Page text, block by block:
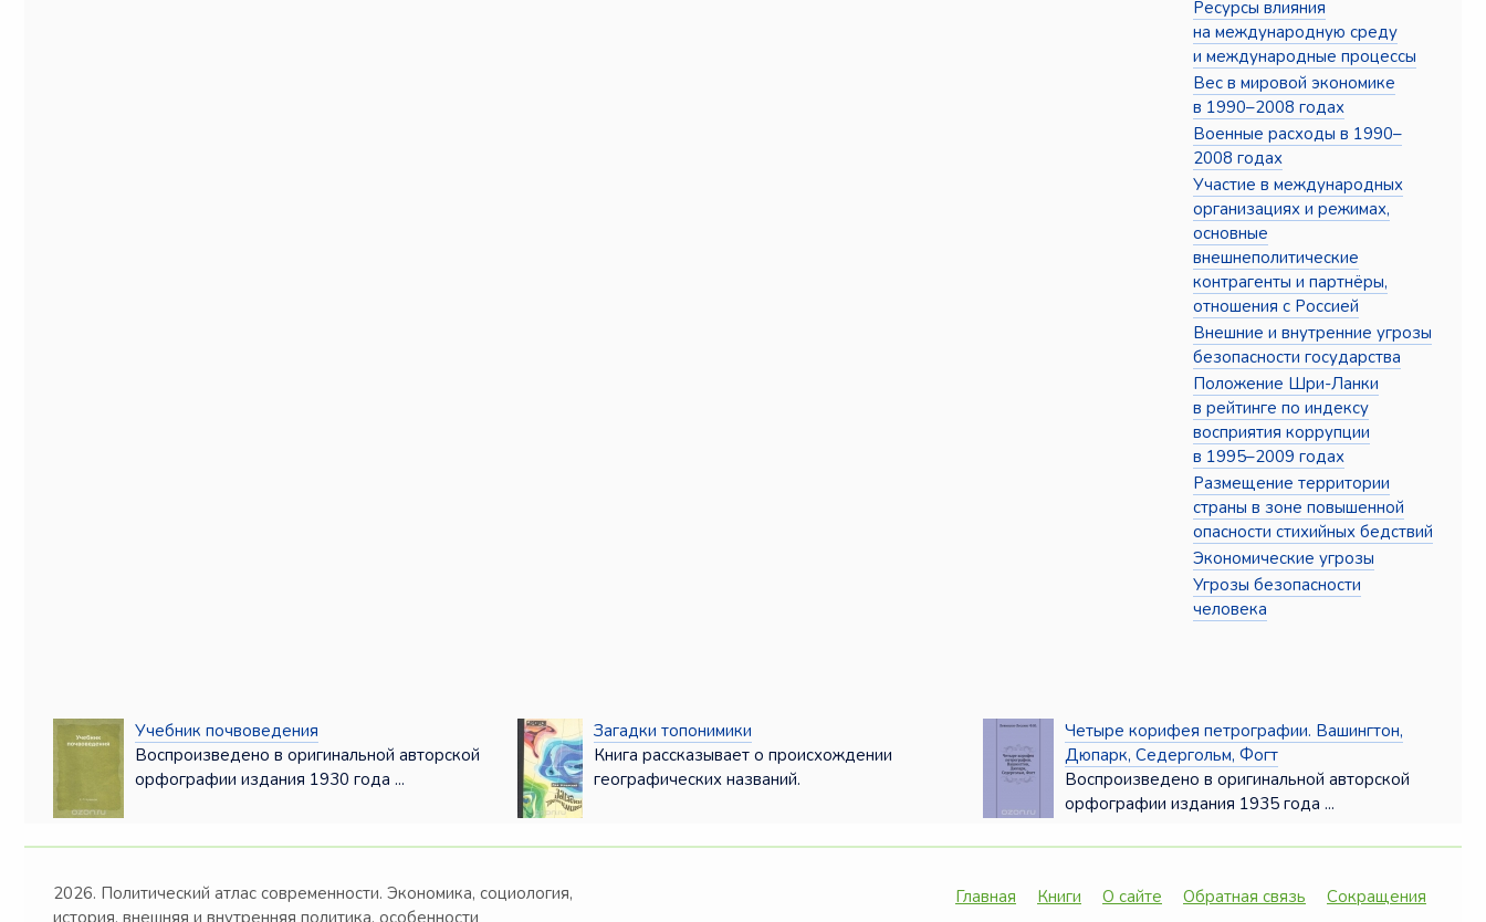
Ресурсы влияния
на международную среду
и международные процессы
Вес в мировой экономике
в 1990–2008 годах
Военные расходы в 1990–
2008 годах
Участие в международных
организациях и режимах,
основные
внешнеполитические
контрагенты и партнёры,
отношения с Россией
Внешние и внутренние угрозы
безопасности государства
Положение Шри-Ланки
в рейтинге по индексу
восприятия коррупции
в 1995–2009 годах
Размещение территории
страны в зоне повышенной
опасности стихийных бедствий
Экономические угрозы
Угрозы безопасности
человека
Учебник почвоведения
Воспроизведено в оригинальной авторской
орфографии издания 1930 года ...
Загадки топонимики
Книга рассказывает о происхождении
географических названий.
Четыре корифея петрографии. Вашингтон,
Дюпарк, Седергольм, Фогт
Воспроизведено в оригинальной авторской
орфографии издания 1935 года ...
2026. Политический атлас современности. Экономика, социология,
Главная Книги О сайте Обратная связь Сокращения